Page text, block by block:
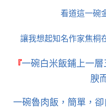
看道這一碗
讓我想起知名作家焦桐
『一碗白米飯鋪上一層
腴
一碗魯肉飯，簡單，